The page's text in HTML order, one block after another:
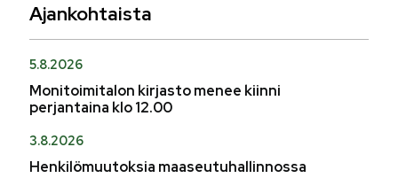
Ajankohtaista
5.8.2026
Monitoimitalon kirjasto menee kiinni
perjantaina klo 12.00
3.8.2026
Henkilömuutoksia maaseutuhallinnossa